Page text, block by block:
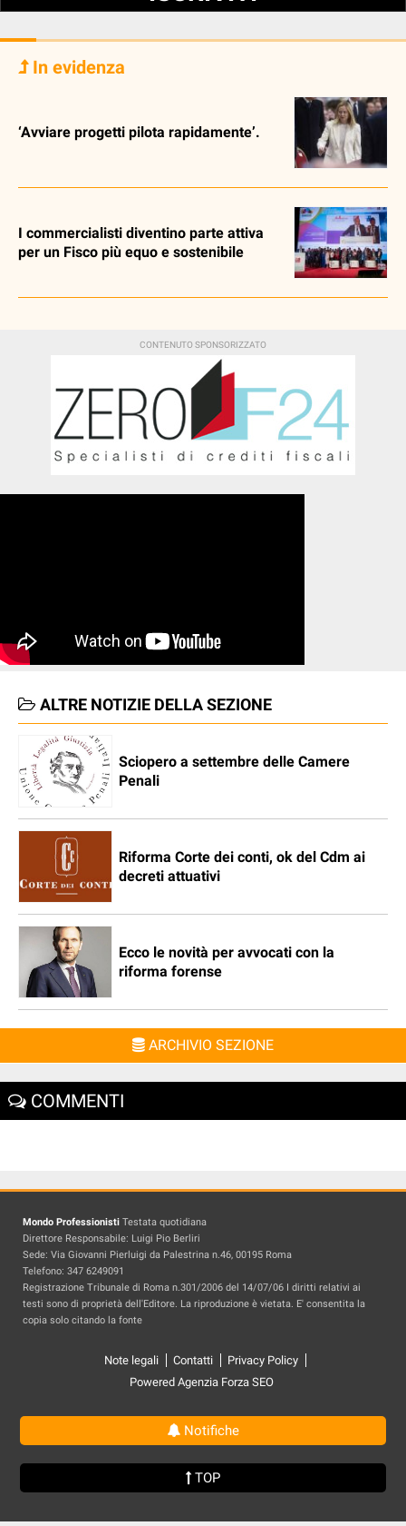
In evidenza
‘Avviare progetti pilota rapidamente’.
I commercialisti diventino parte attiva
per un Fisco più equo e sostenibile
ALTRE NOTIZIE DELLA SEZIONE
Sciopero a settembre delle Camere
Penali
Riforma Corte dei conti, ok del Cdm ai
decreti attuativi
Ecco le novità per avvocati con la
riforma forense
ARCHIVIO SEZIONE
COMMENTI
Mondo Professionisti Testata quotidiana
Direttore Responsabile: Luigi Pio Berliri
Sede: Via Giovanni Pierluigi da Palestrina n.46, 00195 Roma
Telefono: 347 6249091
Registrazione Tribunale di Roma n.301/2006 del 14/07/06 I diritti relativi ai
testi sono di proprietà dell'Editore. La riproduzione è vietata. E' consentita la
copia solo citando la fonte
Note legali Contatti
Privacy Policy
Powered Agenzia Forza SEO
Notifiche
TOP